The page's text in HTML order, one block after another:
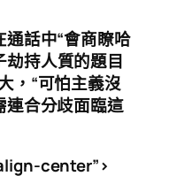
話中“會商瞭哈
劫持人質的題目
，“可怕主義沒
連合分歧面臨這
center”>